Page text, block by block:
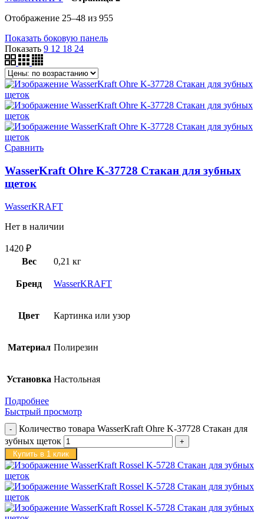
Отображение 25–48 из 955
Показать боковую панель
Показать 9 12 18 24
Сравнить
WasserKraft Ohre K-37728 Стакан для зубных
щеток
WasserKRAFT
Нет в наличии
1420 ₽
Вес
0,21 кг
Бренд WasserKRAFT
Цвет Картинка или узор
Материал Полирезин
Установка Настольная
Подробнее
Быстрый просмотр
Количество товара WasserKraft Ohre K-37728 Стакан для
зубных щеток
Купить в 1 клик